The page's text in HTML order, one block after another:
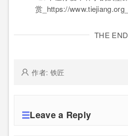
THE END
作者: 铁匠
Leave a Reply